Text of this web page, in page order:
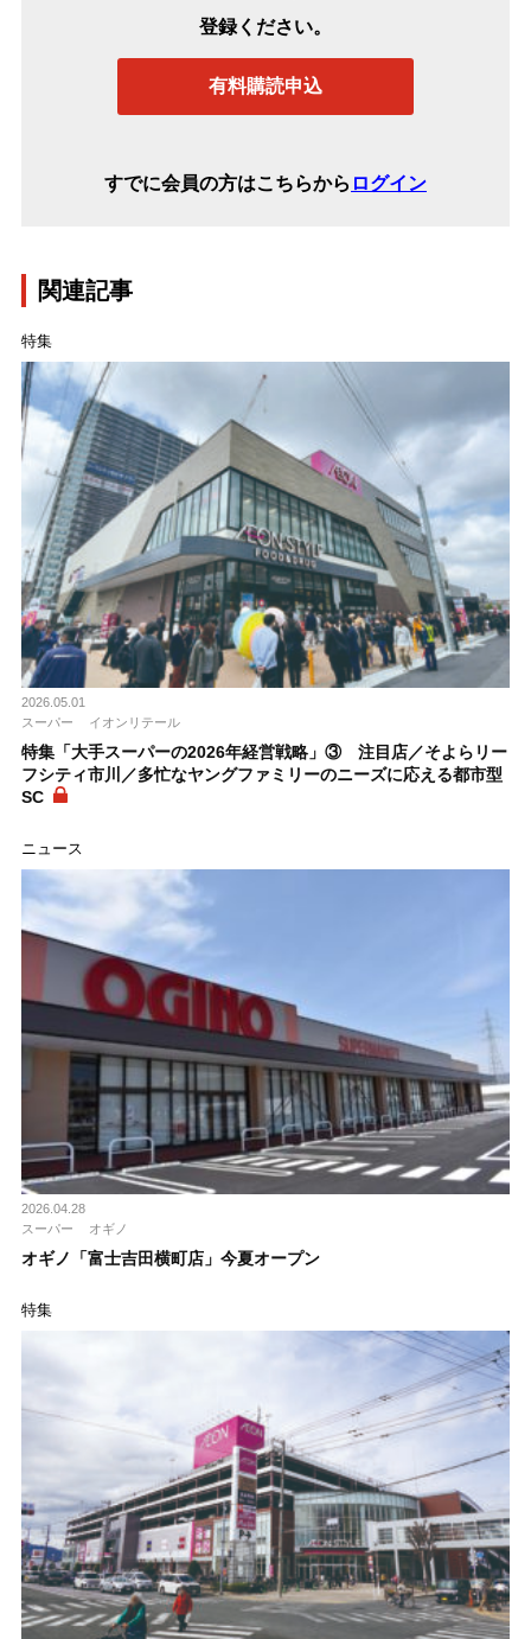
登録ください。
有料購読申込
すでに会員の方はこちらから ログイン
関連記事
特集
2026.05.01
スーパー
イオンリテール
特集「大手スーパーの2026年経営戦略」③ 注目店／そよらリー
フシティ市川／多忙なヤングファミリーのニーズに応える都市型
SC
ニュース
2026.04.28
スーパー
オギノ
オギノ「富士吉田横町店」今夏オープン
特集